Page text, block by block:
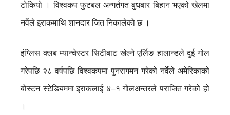
टोकियो । विश्वकप फुटबल अन्गर्तगत बुधबार बिहान भएको खेलमा
नर्वेले इराकमाथि शानदार जित निकालेको छ ।
इंग्लिस क्लब म्यान्चेस्टर सिटीबाट खेल्ने एर्लिङ हालान्डले दुई गोल
गरेपछि २८ वर्षपछि विश्वकपमा पुनरागमन गरेको नर्वेले अमेरिकाको
बोस्टन स्टेडियममा इराकलाई ४–१ गोलअन्तरले पराजित गरेको हो
।